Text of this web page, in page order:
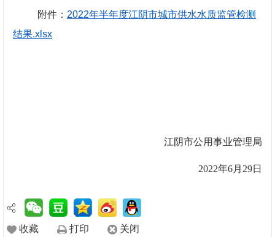
附件： 2022年半年度江阴市城市供水水质监管检测
结果.xlsx
江阴市公用事业管理局
2022年6月 29日
收藏 打印 关闭